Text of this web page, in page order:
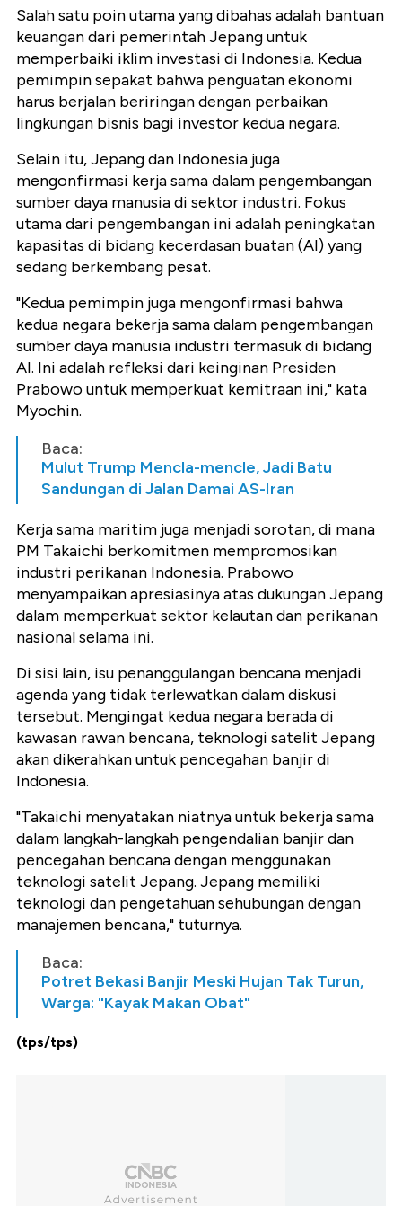
Salah satu poin utama yang dibahas adalah bantuan
keuangan dari pemerintah Jepang untuk
memperbaiki iklim investasi di Indonesia. Kedua
pemimpin sepakat bahwa penguatan ekonomi
harus berjalan beriringan dengan perbaikan
lingkungan bisnis bagi investor kedua negara.
Selain itu, Jepang dan Indonesia juga
mengonfirmasi kerja sama dalam pengembangan
sumber daya manusia di sektor industri. Fokus
utama dari pengembangan ini adalah peningkatan
kapasitas di bidang kecerdasan buatan (AI) yang
sedang berkembang pesat.
"Kedua pemimpin juga mengonfirmasi bahwa
kedua negara bekerja sama dalam pengembangan
sumber daya manusia industri termasuk di bidang
AI. Ini adalah refleksi dari keinginan Presiden
Prabowo untuk memperkuat kemitraan ini," kata
Myochin.
Baca:
Mulut Trump Mencla-mencle, Jadi Batu
Sandungan di Jalan Damai AS-Iran
Kerja sama maritim juga menjadi sorotan, di mana
PM Takaichi berkomitmen mempromosikan
industri perikanan Indonesia. Prabowo
menyampaikan apresiasinya atas dukungan Jepang
dalam memperkuat sektor kelautan dan perikanan
nasional selama ini.
Di sisi lain, isu penanggulangan bencana menjadi
agenda yang tidak terlewatkan dalam diskusi
tersebut. Mengingat kedua negara berada di
kawasan rawan bencana, teknologi satelit Jepang
akan dikerahkan untuk pencegahan banjir di
Indonesia.
"Takaichi menyatakan niatnya untuk bekerja sama
dalam langkah-langkah pengendalian banjir dan
pencegahan bencana dengan menggunakan
teknologi satelit Jepang. Jepang memiliki
teknologi dan pengetahuan sehubungan dengan
manajemen bencana," tuturnya.
Baca:
Potret Bekasi Banjir Meski Hujan Tak Turun,
Warga: "Kayak Makan Obat"
(tps/tps)